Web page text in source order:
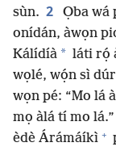
sùn. 2
Ọba wá
onídán, àwọn
Kálídíà * láti rọ́
wọlé, wọ́n sì
wọn pé: “Mo lá
mọ àlá tí mo lá.”
èdè Árámáíkì +